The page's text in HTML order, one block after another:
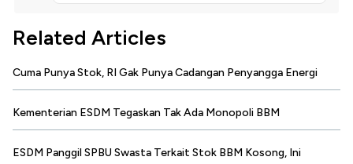
Related Articles
Cuma Punya Stok, RI Gak Punya Cadangan Penyangga Energi
Kementerian ESDM Tegaskan Tak Ada Monopoli BBM
ESDM Panggil SPBU Swasta Terkait Stok BBM Kosong, Ini